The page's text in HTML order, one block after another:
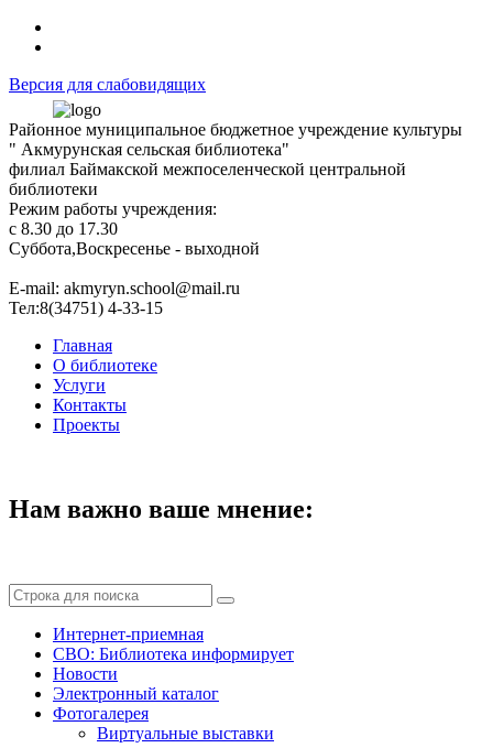
Версия для слабовидящих
Районное муниципальное бюджетное учреждение культуры
" Акмурунская сельская библиотека"
филиал Баймакской межпоселенческой центральной
библиотеки
Режим работы учреждения:
с 8.30 до 17.30
Суббота,Воскресенье - выходной
Е-mail: akmyryn.school@mail.ru
Тел:8(34751) 4-33-15
Главная
О библиотеке
Услуги
Контакты
Проекты
Нам важно ваше мнение:
Интернет-приемная
СВО: Библиотека информирует
Новости
Электронный каталог
Фотогалерея
Виртуальные выставки